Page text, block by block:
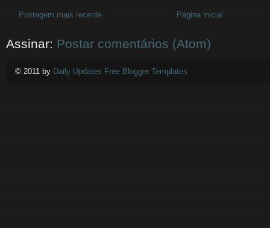
Postagem mais recente Página inicial
Assinar: Postar comentários (Atom)
© 2011 by Daily Updates Free Blogger Templates